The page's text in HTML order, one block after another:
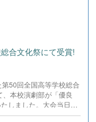
合文化祭にて受賞!
50回全国高等学校総合
本校演劇部が「優良
しました。大会当日
重ねてきた練習の成果